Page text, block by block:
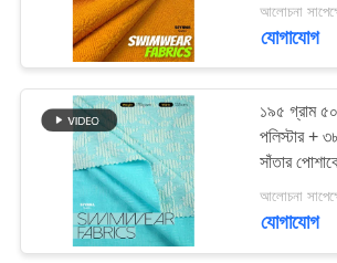
PRIVACY
POLICY
ফ্যাব্রিক repreve
আলোচনা
যোগাযোগ
১৯৫ গ্রাম
পলিস্টার +
সাঁতার
আলোচনা
যোগাযোগ